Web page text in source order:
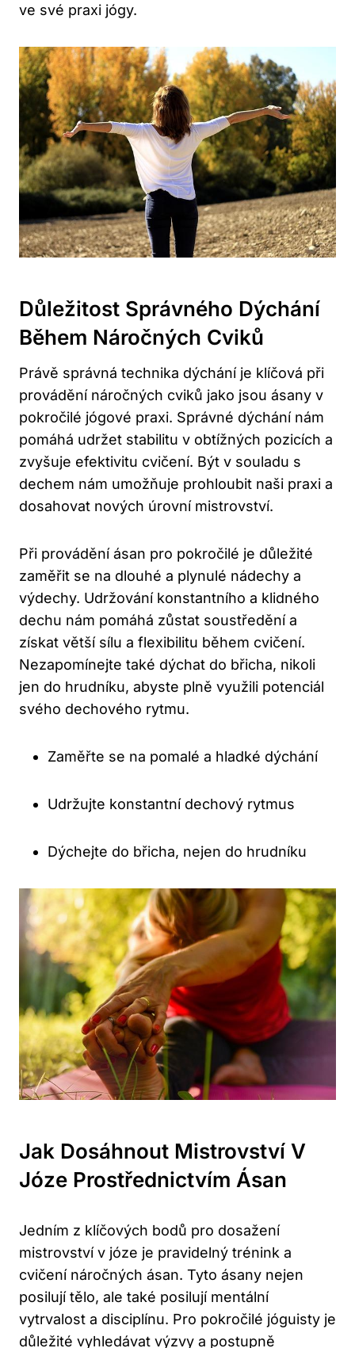
ve své praxi jógy.
Důležitost Správného Dýchání
Během Náročných Cviků
Právě správná technika dýchání je klíčová při
provádění náročných cviků jako jsou ásany v
pokročilé jógové praxi. Správné dýchání nám
pomáhá udržet stabilitu v obtížných pozicích a
zvyšuje efektivitu cvičení. Být v souladu s
dechem nám umožňuje prohloubit naši praxi a
dosahovat nových úrovní mistrovství.
Při provádění ásan pro pokročilé je důležité
zaměřit se na dlouhé a plynulé nádechy a
výdechy. Udržování konstantního a klidného
dechu nám pomáhá zůstat soustředění a
získat větší sílu a flexibilitu během cvičení.
Nezapomínejte také dýchat do břicha, nikoli
jen do hrudníku, abyste plně využili potenciál
svého dechového rytmu.
Zaměřte se na pomalé a hladké dýchání
Udržujte konstantní dechový rytmus
Dýchejte do břicha, nejen do hrudníku
Jak Dosáhnout Mistrovství V
Józe Prostřednictvím Ásan
Jedním z klíčových bodů pro dosažení
mistrovství v józe je pravidelný trénink a
cvičení náročných ásan. Tyto ásany nejen
posilují tělo, ale také posilují mentální
vytrvalost a disciplínu. Pro pokročilé jóguisty je
důležité vyhledávat výzvy a postupně